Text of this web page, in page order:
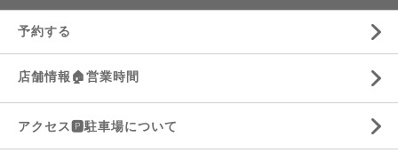
予約する
店舗情報🏠営業時間
アクセス🅿️駐車場について